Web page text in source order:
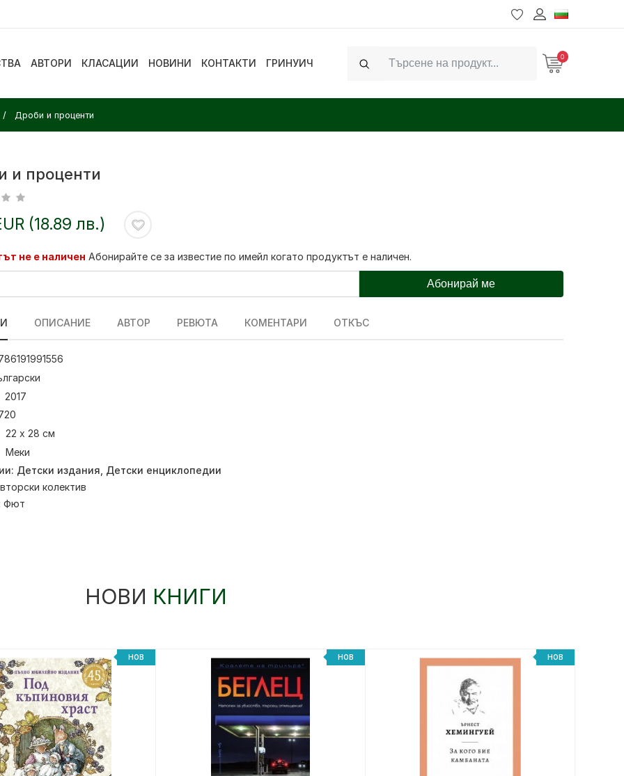
АВТОРИ КЛАСАЦИИ НОВИНИ КОНТАКТИ ГРИНУИЧ
Search
0
Дроби и проценти
и проценти
(18.89 лв.)
не е наличен Абонирайте се за известие по имейл когато продуктът е наличен.
Абонирай ме
ОПИСАНИЕ АВТОР РЕВЮТА КОМЕНТАРИ ОТКЪС
2017
22 x 28 см
Меки
Детски издания Детски енциклопедии
колектив
Фют
НОВИ КНИГИ
НОВ НОВ НОВ